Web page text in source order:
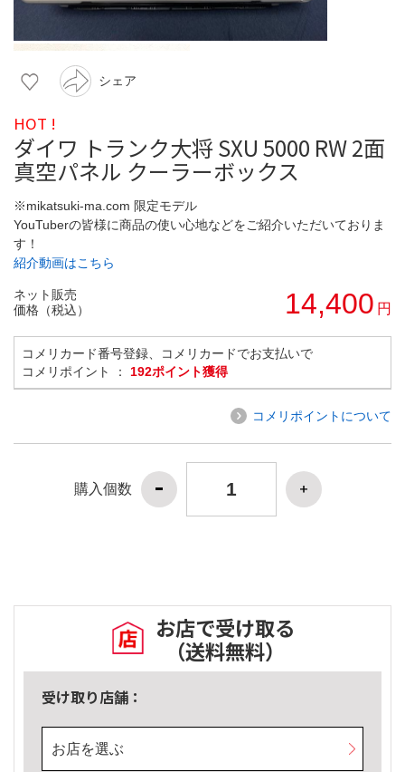
シェア
HOT !
ダイワ トランク大将 SXU 5000 RW 2面
真空パネル クーラーボックス
※mikatsuki-ma.com 限定モデル
YouTuberの皆様に商品の使い心地などをご紹介いただいておりま
す！
紹介動画はこちら
ネット販売
価格（税込）
14,400 円
コメリカード番号登録、コメリカードでお支払いで
コメリポイント ： 192ポイント獲得
コメリポイントについて
購入個数
お店で受け取る
（送料無料）
受け取り店舗：
お店を選ぶ